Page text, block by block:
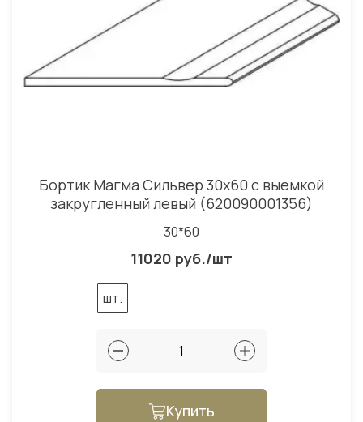
Бортик Магма Сильвер 30x60 с выемкой
закругленный левый (620090001356)
30*60
11020 руб./шт
шт.
Купить